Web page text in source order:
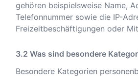
gehören beispielsweise Name,
Telefonnummer sowie die IP-
Freizeitbeschäftigungen oder
Was sind besondere
Besondere Kategorien